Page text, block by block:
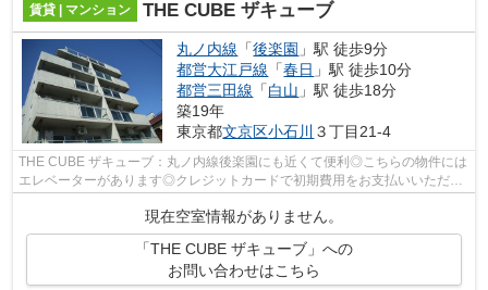
賃貸 | マンション THE CUBE ザキューブ
丸ノ内線 「後楽園 」駅 徒歩9分
都営大江戸線 「春日 」駅 徒歩10分
都営三田線 「白山 」駅 徒歩18分
築19年
東京都文京区小石川 ３丁目21-4
THE CUBE ザキューブ：丸ノ内線後楽園にも近くて便利◎こちらの物件には
エレベーターがあります◎クレジットカードで初期費用をお支払いいただけ
現在空室情報がありません。
「THE CUBE ザキューブ」への
お問い合わせはこちら